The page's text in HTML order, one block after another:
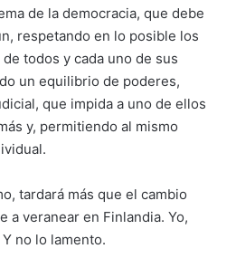
de la democracia, que debe
respetando en lo posible los
todos y cada uno de sus
un equilibrio de poderes,
que impida a uno de ellos
y, permitiendo al mismo
tardará más que el cambio
a veranear en Finlandia. Yo,
no lo lamento.